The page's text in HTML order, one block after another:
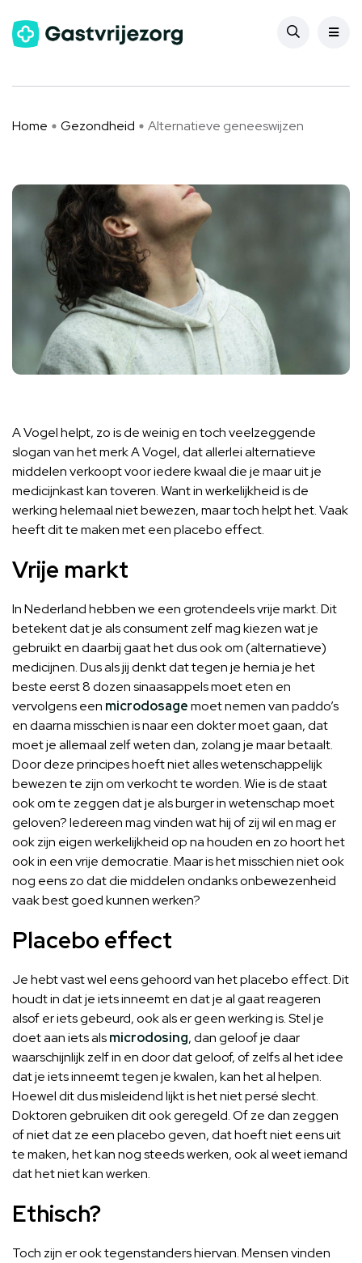
Gezondheid
Alternatieve geneeswijzen
Home Gezondheid Alternatieve geneeswijzen
A Vogel helpt, zo is de weinig en toch veelzeggende
slogan van het merk A Vogel, dat allerlei alternatieve
middelen verkoopt voor iedere kwaal die je maar uit je
medicijnkast kan toveren. Want in werkelijkheid is de
werking helemaal niet bewezen, maar toch helpt het. Vaak
heeft dit te maken met een placebo effect.
Vrije markt
In Nederland hebben we een grotendeels vrije markt. Dit
betekent dat je als consument zelf mag kiezen wat je
gebruikt en daarbij gaat het dus ook om (alternatieve)
medicijnen. Dus als jij denkt dat tegen je hernia je het
beste eerst 8 dozen sinaasappels moet eten en
vervolgens een microdosagemoet nemen van paddo’s
en daarna misschien is naar een dokter moet gaan, dat
moet je allemaal zelf weten dan, zolang je maar betaalt.
Door deze principes hoeft niet alles wetenschappelijk
bewezen te zijn om verkocht te worden. Wie is de staat
ook om te zeggen dat je als burger in wetenschap moet
geloven? Iedereen mag vinden wat hij of zij wil en mag er
ook zijn eigen werkelijkheid op na houden en zo hoort het
ook in een vrije democratie. Maar is het misschien niet ook
nog eens zo dat die middelen ondanks onbewezenheid
vaak best goed kunnen werken?
Placebo effect
Je hebt vast wel eens gehoord van het placebo effect. Dit
houdt in dat je iets inneemt en dat je al gaat reageren
alsof er iets gebeurd, ook als er geen werking is. Stel je
doet aan iets alsmicrodosing, dan geloof je daar
waarschijnlijk zelf in en door dat geloof, of zelfs al het idee
dat je iets inneemt tegen je kwalen, kan het al helpen.
Hoewel dit dus misleidend lijkt is het niet persé slecht.
Doktoren gebruiken dit ook geregeld. Of ze dan zeggen
of niet dat ze een placebo geven, dat hoeft niet eens uit
te maken, het kan nog steeds werken, ook al weet iemand
dat het niet kan werken.
Ethisch?
Toch zijn er ook tegenstanders hiervan. Mensen vinden